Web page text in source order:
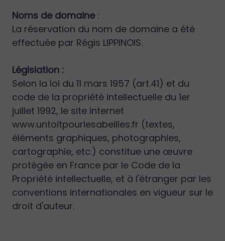
Noms de domaine:
La réservation du nom de domaine a été
effectuée par Régis LIPPINOIS.
Législation :
Selon la loi du 11 mars 1957 (art.41) et du
code de la propriété intellectuelle du 1er
juillet 1992, le site internet
www.untoitpourlesabeilles.fr (textes,
éléments graphiques, photographies,
cartographie, etc.) constitue une œuvre
protégée en France par le Code de la
Propriété intellectuelle, et à l'étranger par les
conventions internationales en vigueur sur le
droit d'auteur.